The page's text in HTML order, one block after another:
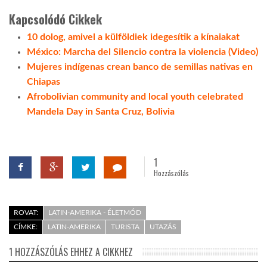
Kapcsolódó Cikkek
10 dolog, amivel a külföldiek idegesítik a kínaiakat
México: Marcha del Silencio contra la violencia (Video)
Mujeres indígenas crean banco de semillas nativas en
Chiapas
Afrobolivian community and local youth celebrated
Mandela Day in Santa Cruz, Bolivia
1
Hozzászólás
ROVAT:
LATIN-AMERIKA - ÉLETMÓD
CÍMKE:
LATIN-AMERIKA TURISTA UTAZÁS
1 HOZZÁSZÓLÁS EHHEZ A CIKKHEZ